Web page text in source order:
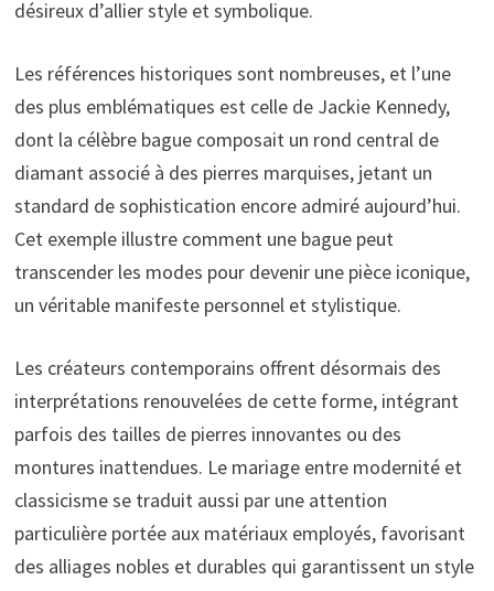
désireux d’allier style et symbolique.
Les références historiques sont nombreuses, et l’une
des plus emblématiques est celle de Jackie Kennedy,
dont la célèbre bague composait un rond central de
diamant associé à des pierres marquises, jetant un
standard de sophistication encore admiré aujourd’hui.
Cet exemple illustre comment une bague peut
transcender les modes pour devenir une pièce iconique,
un véritable manifeste personnel et stylistique.
Les créateurs contemporains offrent désormais des
interprétations renouvelées de cette forme, intégrant
parfois des tailles de pierres innovantes ou des
montures inattendues. Le mariage entre modernité et
classicisme se traduit aussi par une attention
particulière portée aux matériaux employés, favorisant
des alliages nobles et durables qui garantissent un style